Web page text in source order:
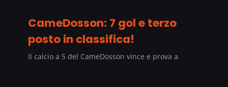
CameDosson: 7 gol e terzo
posto in classifica!
Il calcio a 5 del CameDosson vince e prova a